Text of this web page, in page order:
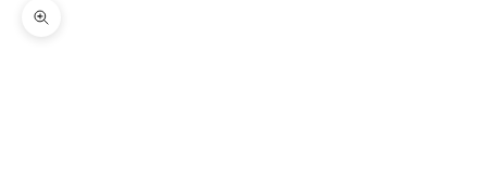
Zoomer sur l'image